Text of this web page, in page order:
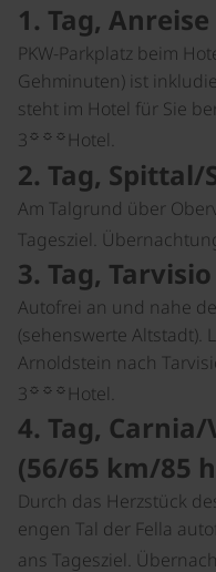
1. Tag,
PKW-Parkplatz beim
Gehminuten) ist
steht im Hotel für Sie
3☼☼☼ Hotel.
2. Tag, Spittal/
Am Talgrund über
Tagesziel.
3. Tag,
Autofrei an und nahe
(sehenswerte Altstadt).
Arnoldstein nach
3☼☼☼ Hotel.
4. Tag,
(56/65 km/85
Durch das Herzstück
engen Tal der Fella
ans Tagesziel.